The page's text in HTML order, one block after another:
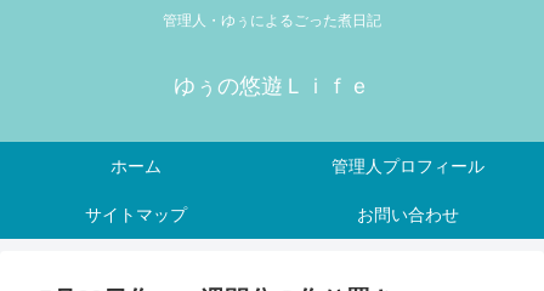
管理人・ゆぅによるごった煮日記
ゆぅの悠遊Ｌｉｆｅ
ホーム 管理人プロフィール
サイトマップ お問い合わせ